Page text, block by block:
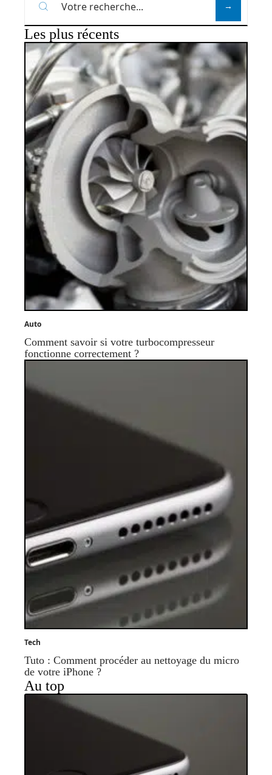
Les plus récents
Auto
Comment savoir si votre turbocompresseur
fonctionne correctement ?
Tech
Tuto : Comment procéder au nettoyage du micro
de votre iPhone ?
Au top